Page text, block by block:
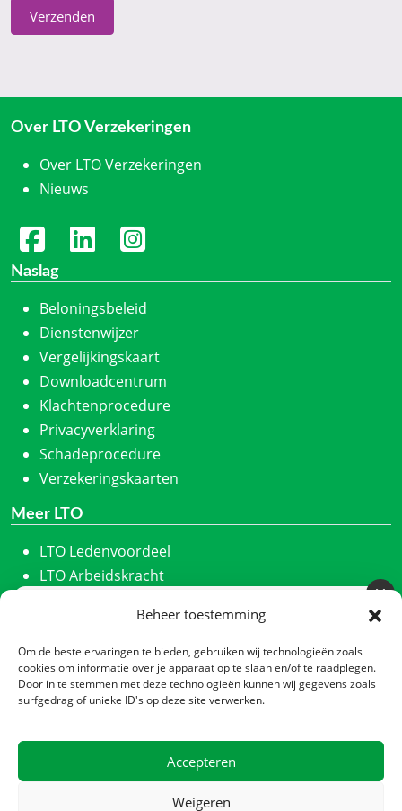
Beheer toestemming
Om de beste ervaringen te bieden, gebruiken wij technologieën zoals
cookies om informatie over je apparaat op te slaan en/of te raadplegen.
Door in te stemmen met deze technologieën kunnen wij gegevens zoals
surfgedrag of unieke ID's op deze site verwerken.
Accepteren
Weigeren
Verzenden
Over LTO Verzekeringen
Over LTO Verzekeringen
Nieuws
Naslag
Beloningsbeleid
Dienstenwijzer
Vergelijkingskaart
Downloadcentrum
Klachtenprocedure
Privacyverklaring
Schadeprocedure
Verzekeringskaarten
Meer LTO
LTO Ledenvoordeel
LTO Arbeidskracht
LTO Noord
LTO Nederland
Nieuwe Oogst
Meld u aan voor onze nieuwsbrief
Schrijf u in en we houden u maandelijks op de hoogte
van ons laatste nieuws.
Nieuwsbrief
*
Verzenden